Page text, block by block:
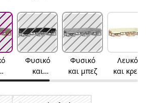
Φυσικό
και
μαύρο
Φυσικό
και μπεζ
Λευκό
και κρεμ